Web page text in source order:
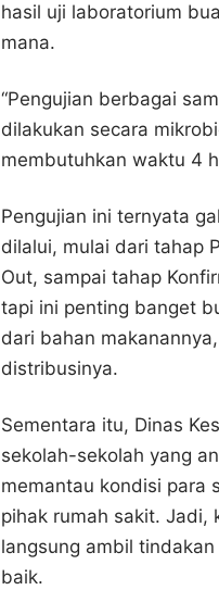
hasil uji laboratorium
mana.
“Pengujian berbagai
dilakukan secara
membutuhkan waktu 4
Pengujian ini ternyata
dilalui, mulai dari tahap
Out, sampai tahap
tapi ini penting banget
dari bahan
distribusinya.
Sementara itu, Dinas
sekolah-sekolah yang
memantau kondisi para
pihak rumah sakit. Jadi,
langsung ambil
baik.